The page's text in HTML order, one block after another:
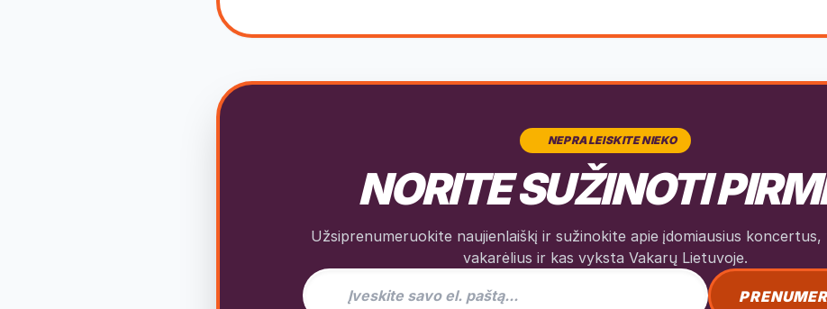
NEPRALEISKITE NIEKO
NORITE SUŽINOTI
Užsiprenumeruokite naujienlaiškį ir sužinokite apie įdomiausius koncertus,
vakarėlius ir kas vyksta Vakarų Lietuvoje.
El. pašto adresas naujienlaiškiui